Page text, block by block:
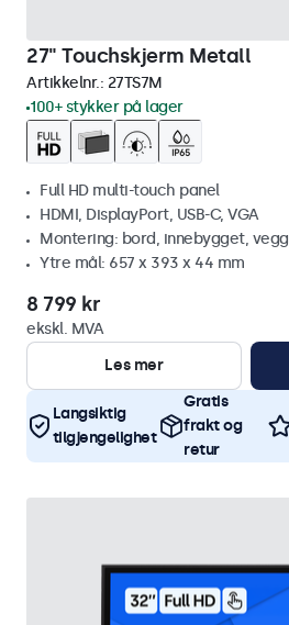
27" Touchskjerm Metall
Artikkelnr.: 27TS7M
100+ stykker på lager
Full HD multi-touch panel
HDMI, DisplayPort, USB-C, VGA
Montering: bord, innebygget, vegg
Ytre mål: 657 x 393 x 44 mm
8 799 kr
ekskl. MVA
Les mer
Langsiktig
tilgjengelighet
Gratis
frakt og
retur